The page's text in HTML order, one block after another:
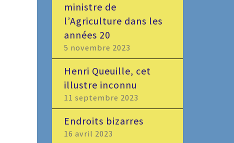
ministre de
l’Agriculture dans les
années 20
5 novembre 2023
Henri Queuille, cet
illustre inconnu
11 septembre 2023
Endroits bizarres
16 avril 2023